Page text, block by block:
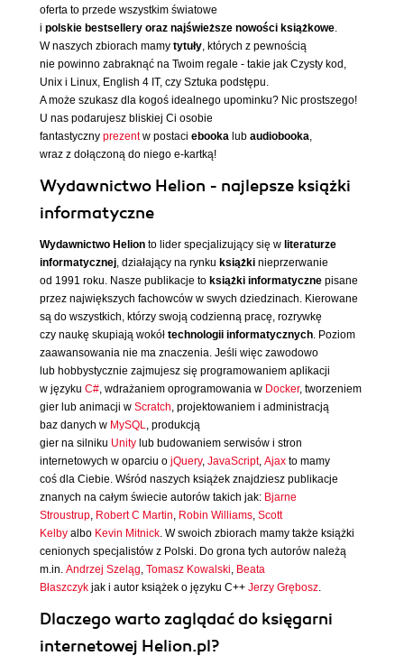
oferta to przede wszystkim światowe
i polskie bestsellery oraz najświeższe nowości książkowe.
W naszych zbiorach mamy tytuły, których z pewnością
nie powinno zabraknąć na Twoim regale - takie jak Czysty kod,
Unix i Linux, English 4 IT, czy Sztuka podstępu.
A może szukasz dla kogoś idealnego upominku? Nic prostszego!
U nas podarujesz bliskiej Ci osobie
fantastyczny prezentw postaci ebooka lub audiobooka,
wraz z dołączoną do niego e-kartką!
Wydawnictwo Helion - najlepsze książki
informatyczne
Wydawnictwo Helion to lider specjalizujący się w literaturze
informatycznej, działający na rynku książki nieprzerwanie
od 1991 roku. Nasze publikacje to książki informatyczne pisane
przez największych fachowców w swych dziedzinach. Kierowane
są do wszystkich, którzy swoją codzienną pracę, rozrywkę
czy naukę skupiają wokół technologii informatycznych. Poziom
zaawansowania nie ma znaczenia. Jeśli więc zawodowo
lub hobbystycznie zajmujesz się programowaniem aplikacji
w języku C#, wdrażaniem oprogramowania w Docker, tworzeniem
gier lub animacji w Scratch, projektowaniem i administracją
baz danych w MySQL, produkcją
gier na silniku Unity lub budowaniem serwisów i stron
internetowych w oparciu o jQuery, JavaScript, Ajax to mamy
coś dla Ciebie. Wśród naszych książek znajdziesz publikacje
znanych na całym świecie autorów takich jak: Bjarne
Stroustrup, Robert C Martin, Robin Williams, Scott
Kelby albo Kevin Mitnick. W swoich zbiorach mamy także książki
cenionych specjalistów z Polski. Do grona tych autorów należą
m.in. Andrzej Szeląg, Tomasz Kowalski, Beata
Błaszczyk jak i autor książek o języku C++ Jerzy Grębosz.
Dlaczego warto zaglądać do księgarni
internetowej Helion.pl?